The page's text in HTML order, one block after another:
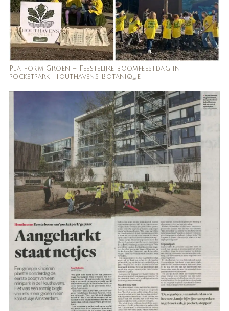
Platform Groen – Feestelijke boomfeestdag in
pocketpark Houthavens Botanique